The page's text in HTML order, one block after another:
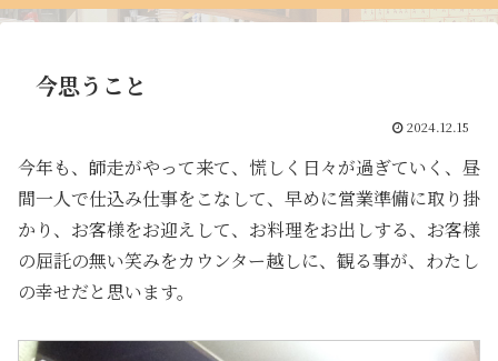
今思うこと
2024.12.15
今年も、師走がやって来て、慌しく日々が過ぎていく、昼
間一人で仕込み仕事をこなして、早めに営業準備に取り掛
かり、お客様をお迎えして、お料理をお出しする、お客様
の屈託の無い笑みをカウンター越しに、観る事が、わたし
の幸せだと思います。